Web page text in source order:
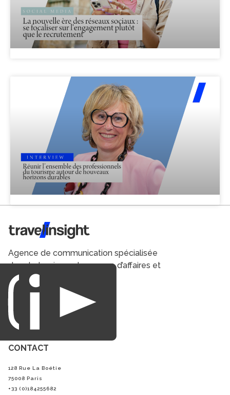
Travel Insight
Agence de communication spécialisée
dans le tourisme du voyage d’affaires et
du loisirs.
CONTACT
128 Rue La Boétie
75008 Paris
+33 (0)184255682